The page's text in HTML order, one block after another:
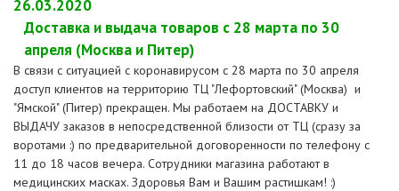
26.03.2020
Доставка и выдача товаров с 28 марта по 30
апреля (Москва и Питер)
В связи с ситуацией с коронавирусом с 28 марта по 30 апреля
доступ клиентов на территорию ТЦ "Лефортовский" (Москва) и
"Ямской" (Питер) прекращен. Мы работаем на ДОСТАВКУ и
ВЫДАЧУ заказов в непосредственной близости от ТЦ (сразу за
воротами :) по предварительной договоренности по телефону с
11 до 18 часов вечера. Сотрудники магазина работают в
медицинских масках. Здоровья Вам и Вашим растишкам! :)